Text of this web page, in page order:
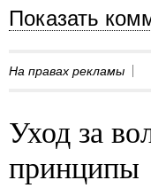
Показать
На правах рекламы
Уход за
принципы